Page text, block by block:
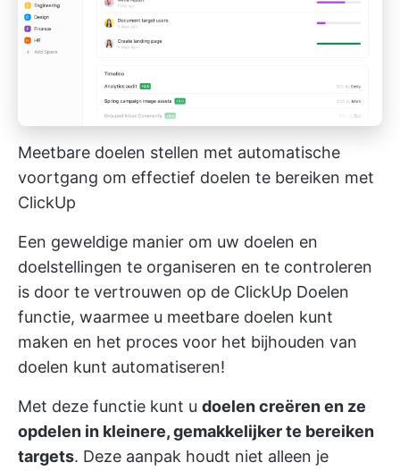
Meetbare doelen stellen met automatische
voortgang om effectief doelen te bereiken met
ClickUp
Een geweldige manier om uw doelen en
doelstellingen te organiseren en te controleren
is door te vertrouwen op de ClickUp Doelen
functie, waarmee u meetbare doelen kunt
maken en het proces voor het bijhouden van
doelen kunt automatiseren!
Met deze functie kunt u doelen creëren en ze
opdelen in kleinere, gemakkelijker te bereiken
targets. Deze aanpak houdt niet alleen je